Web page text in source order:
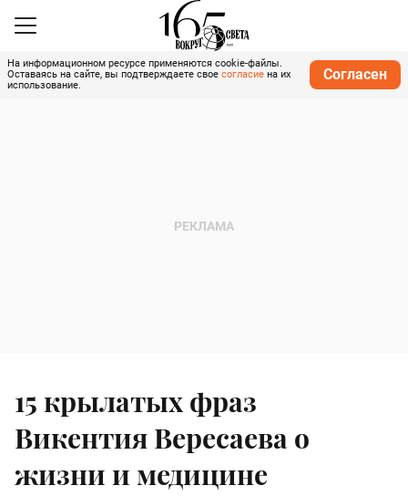
На информационном ресурсе применяются cookie-файлы.
Оставаясь на сайте, вы подтверждаете свое согласие на их
использование.
Согласен
15 крылатых фраз
Викентия Вересаева о
жизни и медицине